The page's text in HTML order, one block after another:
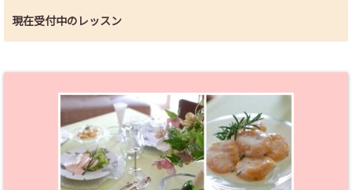
現在受付中のレッスン